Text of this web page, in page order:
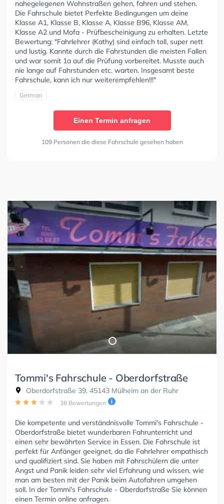
nahegelegenen Wohnstraßen gehen, fahren und stehen.
Die Fahrschule bietet Perfekte Bedingungen um deine
Klasse A1, Klasse B, Klasse A, Klasse B96, Klasse AM,
Klasse A2 und Mofa - Prüfbescheinigung zu erhalten. Letzte
Bewertung: "Fahrlehrer (Kathy) sind einfach toll, super nett
und lustig. Kannte durch die Fahrstunden die meisten Fallen
und war somit 1a auf die Prüfung vorbereitet. Musste auch
nie lange auf Fahrstunden etc. warten. Insgesamt beste
Fahrschule, kann ich nur weiterempfehlen!!!"
German
Einen Termin anfragen
109 Personen die diese Fahrschule gesehen haben
Tommi's Fahrschule - Oberdorfstraße
Oberdorfstraße 39, 45143 Mülheim an der Ruhr
38 Bewertungen
Die kompetente und verständnisvolle Tommi's Fahrschule -
Oberdorfstraße bietet wunderbaren Fahrunterricht und
einen sehr bewährten Service in Essen. Die Fahrschule ist
perfekt für Anfänger geeignet, da die Fahrlehrer empathisch
und qualifiziert sind. Sie haben mit Fahrschülern die unter
Angst und Panik leiden sehr viel Erfahrung und wissen, wie
man am besten mit der Panik beim Autofahren umgehen
soll. In der Tommi's Fahrschule - Oberdorfstraße Sie können
einen Termin online anfragen.